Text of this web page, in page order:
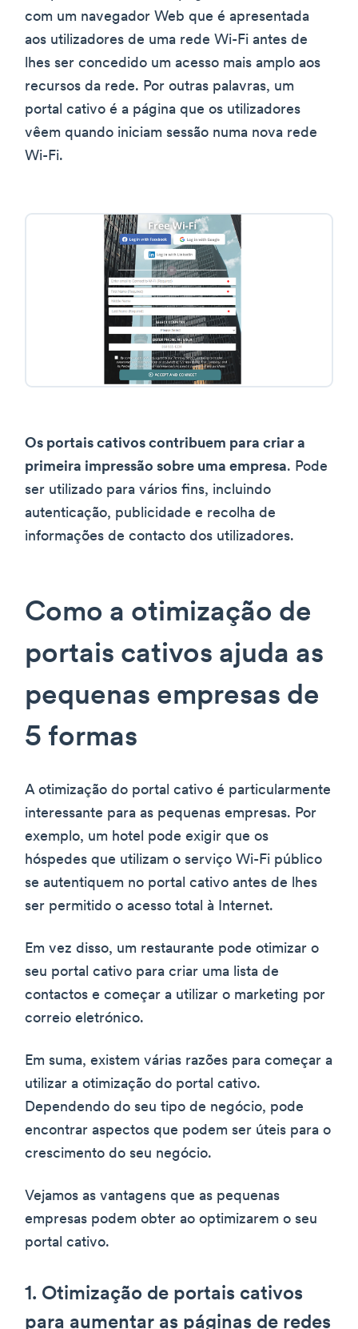
com um navegador Web que é apresentada
aos utilizadores de uma rede Wi-Fi antes de
lhes ser concedido um acesso mais amplo aos
recursos da rede. Por outras palavras, um
portal cativo é a página que os utilizadores
vêem quando iniciam sessão numa nova rede
Wi-Fi.
Os portais cativos contribuem para criar a
primeira impressão sobre uma empresa. Pode
ser utilizado para vários fins, incluindo
autenticação, publicidade e recolha de
informações de contacto dos utilizadores.
Como a otimização de
portais cativos ajuda as
pequenas empresas de
5 formas
A otimização do portal cativo é particularmente
interessante para as pequenas empresas. Por
exemplo, um hotel pode exigir que os
hóspedes que utilizam o serviço Wi-Fi público
se autentiquem no portal cativo antes de lhes
ser permitido o acesso total à Internet.
Em vez disso, um restaurante pode otimizar o
seu portal cativo para criar uma lista de
contactos e começar a utilizar o marketing por
correio eletrónico.
Em suma, existem várias razões para começar a
utilizar a otimização do portal cativo.
Dependendo do seu tipo de negócio, pode
encontrar aspectos que podem ser úteis para o
crescimento do seu negócio.
Vejamos as vantagens que as pequenas
empresas podem obter ao optimizarem o seu
portal cativo.
1. Otimização de portais cativos
para aumentar as páginas de redes